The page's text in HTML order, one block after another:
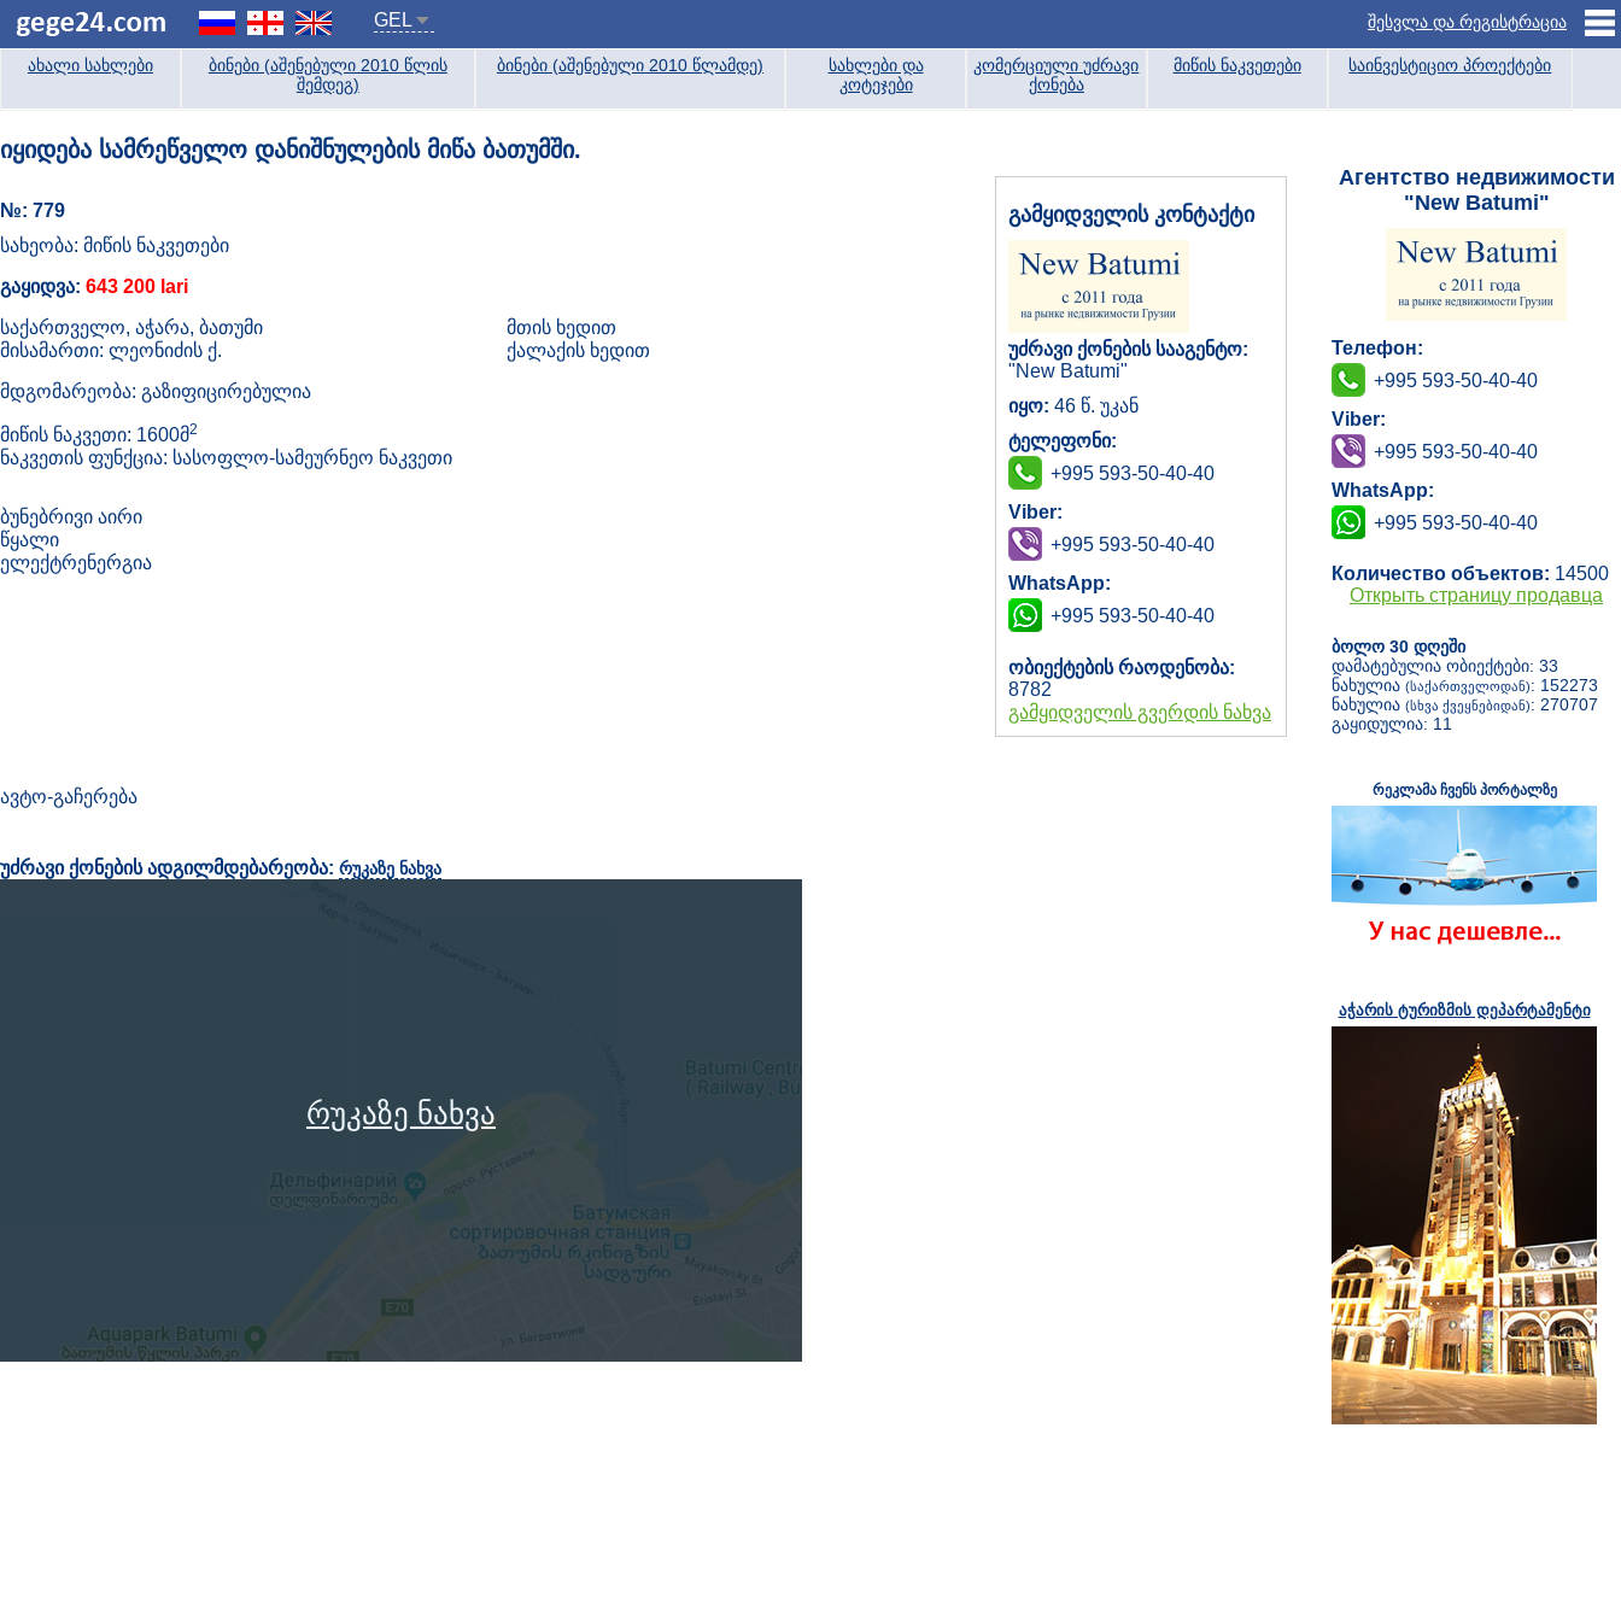
GEL შესვლა და რეგისტრაცია
ახალი სახლები
ბინები (აშენებული 2010 წლის
შემდეგ)
ბინები (აშენებული 2010 წლამდე)
სახლები და
კოტეჯები
კომერციული უძრავი
ქონება
მიწის ნაკვეთები საინვესტიციო პროექტები
იყიდება სამრეწველო დანიშნულების მიწა ბათუმში.
№: 779
სახეობა: მიწის ნაკვეთები
გაყიდვა: 643 200 lari
საქართველო, აჭარა, ბათუმი
მისამართი: ლეონიძის ქ.
მდგომარეობა: გაზიფიცირებულია
მიწის ნაკვეთი: 1600მ2
ნაკვეთის ფუნქცია: სასოფლო-სამეურნეო ნაკვეთი
მთის ხედით
ქალაქის ხედით
ბუნებრივი აირი
წყალი
ელექტრენერგია
გამყიდველის კონტაქტი
უძრავი ქონების სააგენტო:
"New Batumi"
იყო: 46 წ. უკან
ტელეფონი:
+995 593-50-40-40
Viber:
+995 593-50-40-40
WhatsApp:
+995 593-50-40-40
ობიექტების რაოდენობა:
8782
გამყიდველის გვერდის ნახვა
ავტო-გაჩერება
უძრავი ქონების ადგილმდებარეობა: რუკაზე ნახვა
რუკაზე ნახვა
Агентство недвижимости
"New Batumi"
Телефон:
+995 593-50-40-40
Viber:
+995 593-50-40-40
WhatsApp:
+995 593-50-40-40
Количество объектов: 14500
Открыть страницу продавца
ბოლო 30 დღეში
დამატებულია ობიექტები: 33
ნახულია (საქართველოდან): 152273
ნახულია (სხვა ქვეყნებიდან): 270707
გაყიდულია: 11
რეკლამა ჩვენს პორტალზე
აჭარის ტურიზმის დეპარტამენტი